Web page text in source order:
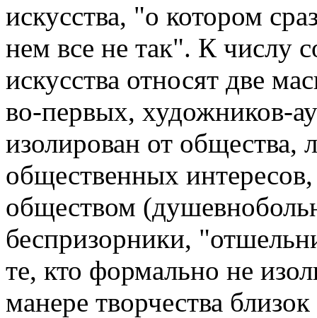
искусства, "о котором
нем все не так". К числу
искусства относят две
во-первых, художников-
изолирован от общества,
общественных
обществом
беспризорники,
те, кто формально не
манере творчества